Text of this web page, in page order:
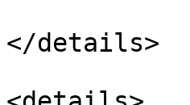
</details>